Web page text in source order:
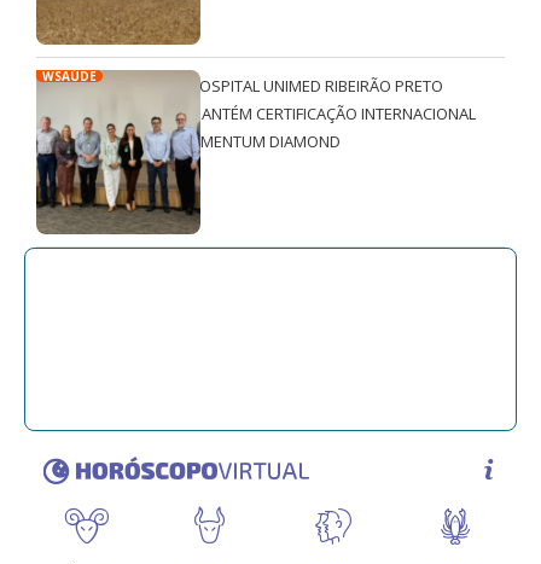
WSAÚDE
HOSPITAL UNIMED RIBEIRÃO PRETO
MANTÉM CERTIFICAÇÃO INTERNACIONAL
QMENTUM DIAMOND